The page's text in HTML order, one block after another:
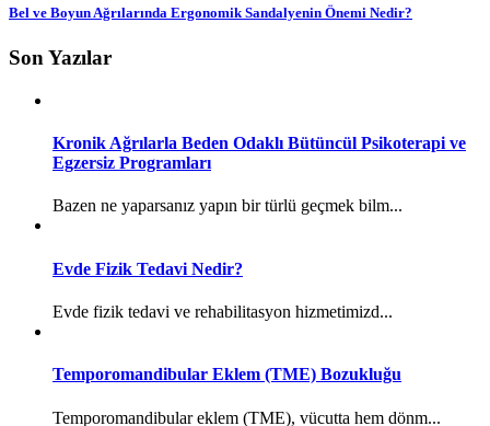
Bel ve Boyun Ağrılarında Ergonomik Sandalyenin Önemi Nedir?
Son Yazılar
Kronik Ağrılarla Beden Odaklı Bütüncül Psikoterapi ve
Egzersiz Programları
Bazen ne yaparsanız yapın bir türlü geçmek bilm...
Evde Fizik Tedavi Nedir?
Evde fizik tedavi ve rehabilitasyon hizmetimizd...
Temporomandibular Eklem (TME) Bozukluğu
Temporomandibular eklem (TME), vücutta hem dönm...